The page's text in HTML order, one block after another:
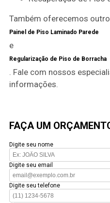
Também oferecemos
Painel de Piso Laminado Parede
e
Regularização de Piso de Borracha
. Fale com nossos
informações.
FAÇA UM
Digite seu nome
Digite seu email
Digite seu telefone